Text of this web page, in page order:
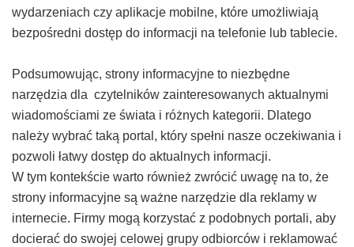
wydarzeniach czy aplikacje mobilne, które umożliwiają
bezpośredni dostęp do informacji na telefonie lub tablecie.
Podsumowując, strony informacyjne to niezbędne
narzędzia dla czytelników zainteresowanych aktualnymi
wiadomościami ze świata i różnych kategorii. Dlatego
należy wybrać taką portal, który spełni nasze oczekiwania i
pozwoli łatwy dostęp do aktualnych informacji.
W tym kontekście warto również zwrócić uwagę na to, że
strony informacyjne są ważne narzędzie dla reklamy w
internecie. Firmy mogą korzystać z podobnych portali, aby
docierać do swojej celowej grupy odbiorców i reklamować